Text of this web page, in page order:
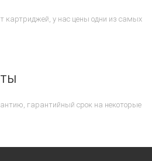
картриджей, у нас цены одни из самых
гарантийный срок на некоторые